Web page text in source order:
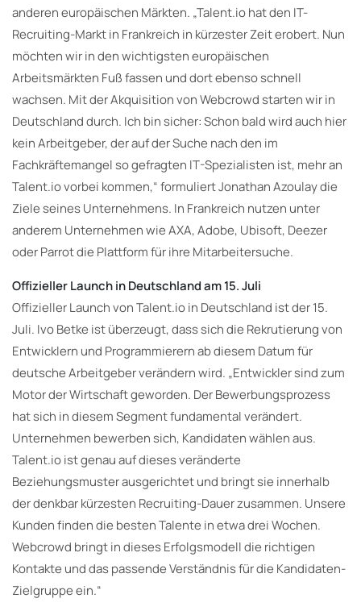
anderen europäischen Märkten. „Talent.io hat den IT-
Recruiting-Markt in Frankreich in kürzester Zeit erobert. Nun
möchten wir in den wichtigsten europäischen
Arbeitsmärkten Fuß fassen und dort ebenso schnell
wachsen. Mit der Akquisition von Webcrowd starten wir in
Deutschland durch. Ich bin sicher: Schon bald wird auch hier
kein Arbeitgeber, der auf der Suche nach den im
Fachkräftemangel so gefragten IT-Spezialisten ist, mehr an
Talent.io vorbei kommen,“ formuliert Jonathan Azoulay die
Ziele seines Unternehmens. In Frankreich nutzen unter
anderem Unternehmen wie AXA, Adobe, Ubisoft, Deezer
oder Parrot die Plattform für ihre Mitarbeitersuche.
Offizieller Launch in Deutschland am 15. Juli
Offizieller Launch von Talent.io in Deutschland ist der 15.
Juli. Ivo Betke ist überzeugt, dass sich die Rekrutierung von
Entwicklern und Programmierern ab diesem Datum für
deutsche Arbeitgeber verändern wird. „Entwickler sind zum
Motor der Wirtschaft geworden. Der Bewerbungsprozess
hat sich in diesem Segment fundamental verändert.
Unternehmen bewerben sich, Kandidaten wählen aus.
Talent.io ist genau auf dieses veränderte
Beziehungsmuster ausgerichtet und bringt sie innerhalb
der denkbar kürzesten Recruiting-Dauer zusammen. Unsere
Kunden finden die besten Talente in etwa drei Wochen.
Webcrowd bringt in dieses Erfolgsmodell die richtigen
Kontakte und das passende Verständnis für die Kandidaten-
Zielgruppe ein.“